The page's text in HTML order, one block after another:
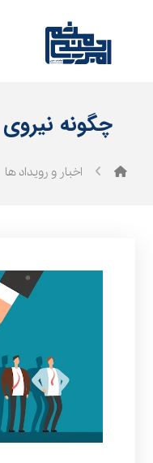
چگونه
اخبار و رویداد ها